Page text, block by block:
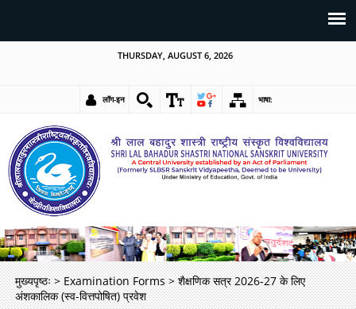
THURSDAY, AUGUST 6, 2026
लॉग-इन भाषा:
मुख्यपृष्ठः > Examination Forms > शैक्षणिक सत्र 2026-27 के लिए
अंशकालिक (स्व-वित्तपोषित) प्रवेश